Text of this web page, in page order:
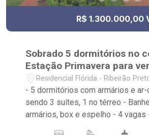
R$ 1.300.000,00
Sobrado 5 dormitórios no
Estação Primavera para
Residencial Flórida - Ribeirão
- 5 dormitórios com armários e ar-
sendo 3 suítes, 1 no térreo -
armários, box e espelho - 4 vagas